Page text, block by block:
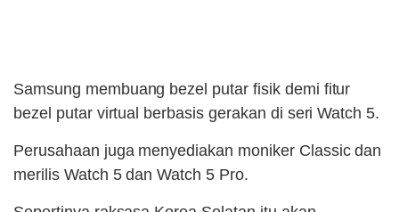
Samsung membuang bezel putar fisik demi fitur
bezel putar virtual berbasis gerakan di seri Watch 5.
Perusahaan juga menyediakan moniker Classic dan
merilis Watch 5 dan Watch 5 Pro.